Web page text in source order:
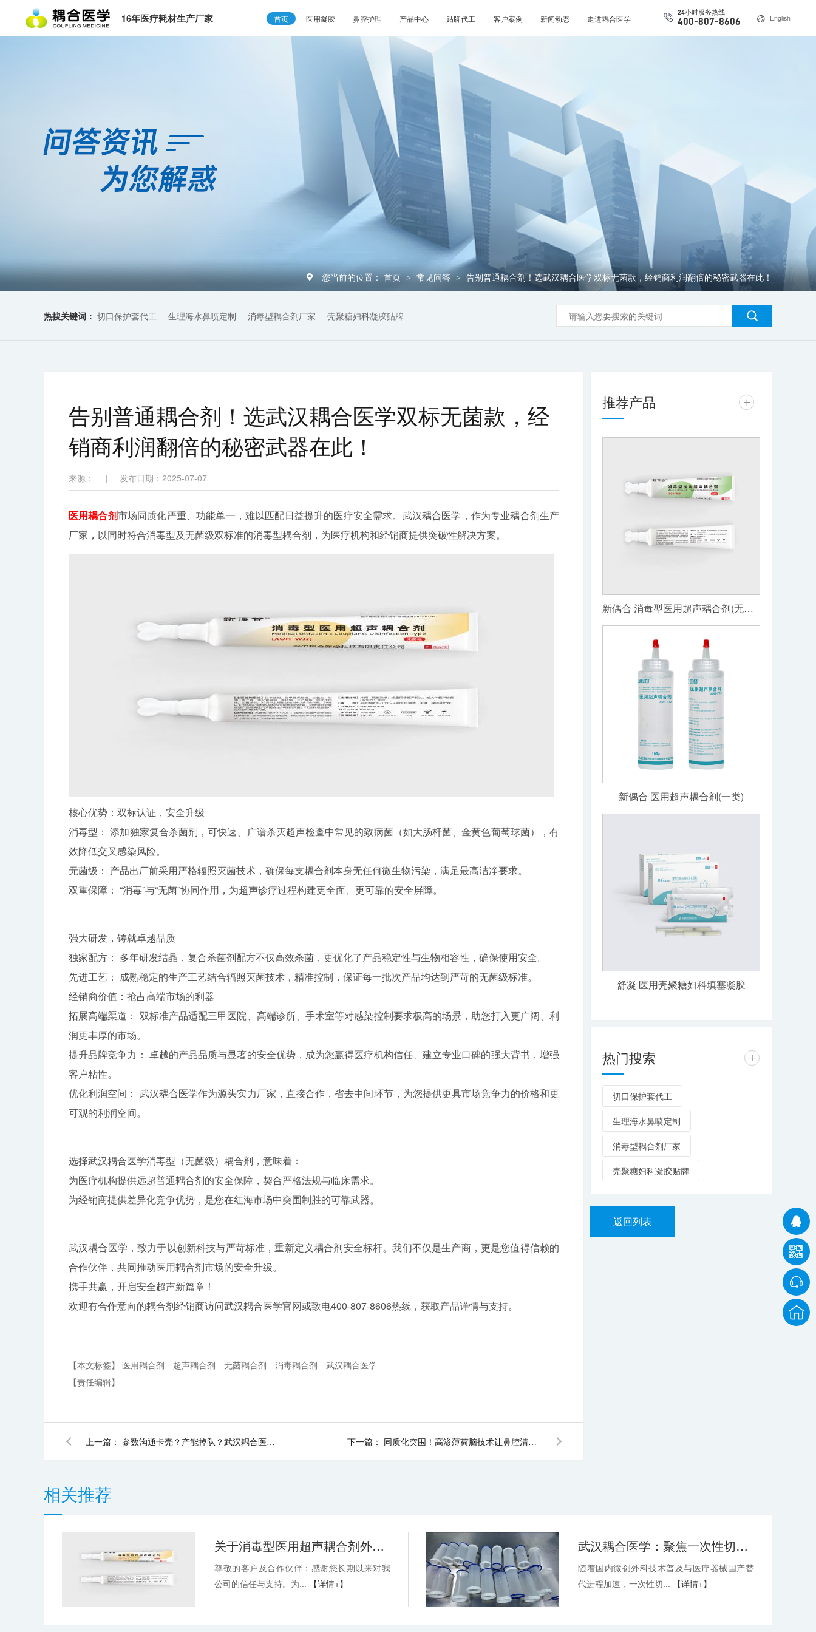
16年医疗耗材生产厂家 English
24小时服务热线
400-807-8606
首页 医用凝胶 鼻腔护理 产品中心 贴牌代工 客户案例 新闻动态 走进耦合医学
您当前的位置： 首页 > 常见问答 > 告别普通耦合剂！选武汉耦合医学双标无菌款，经销商利润翻倍的秘密武器在此！
热搜关键词： 切口保护套代工 生理海水鼻喷定制 消毒型耦合剂厂家 壳聚糖妇科凝胶贴牌
告别普通耦合剂！选武汉耦合医学双标无菌款，经
销商利润翻倍的秘密武器在此！
来源： | 发布日期：2025-07-07
医用耦合剂市场同质化严重、功能单一，难以匹配日益提升的医疗安全需求。武汉耦合医学，作为专业耦合剂生产
厂家，以同时符合消毒型及无菌级双标准的消毒型耦合剂，为医疗机构和经销商提供突破性解决方案。
核心优势：双标认证，安全升级
消毒型： 添加独家复合杀菌剂，可快速、广谱杀灭超声检查中常见的致病菌（如大肠杆菌、金黄色葡萄球菌），有
效降低交叉感染风险。
无菌级： 产品出厂前采用严格辐照灭菌技术，确保每支耦合剂本身无任何微生物污染，满足最高洁净要求。
双重保障： “消毒”与“无菌”协同作用，为超声诊疗过程构建更全面、更可靠的安全屏障。
强大研发，铸就卓越品质
独家配方： 多年研发结晶，复合杀菌剂配方不仅高效杀菌，更优化了产品稳定性与生物相容性，确保使用安全。
先进工艺： 成熟稳定的生产工艺结合辐照灭菌技术，精准控制，保证每一批次产品均达到严苛的无菌级标准。
经销商价值：抢占高端市场的利器
拓展高端渠道： 双标准产品适配三甲医院、高端诊所、手术室等对感染控制要求极高的场景，助您打入更广阔、利
润更丰厚的市场。
提升品牌竞争力： 卓越的产品品质与显著的安全优势，成为您赢得医疗机构信任、建立专业口碑的强大背书，增强
客户粘性。
优化利润空间： 武汉耦合医学作为源头实力厂家，直接合作，省去中间环节，为您提供更具市场竞争力的价格和更
可观的利润空间。
选择武汉耦合医学消毒型（无菌级）耦合剂，意味着：
为医疗机构提供远超普通耦合剂的安全保障，契合严格法规与临床需求。
为经销商提供差异化竞争优势，是您在红海市场中突围制胜的可靠武器。
武汉耦合医学，致力于以创新科技与严苛标准，重新定义耦合剂安全标杆。我们不仅是生产商，更是您值得信赖的
合作伙伴，共同推动医用耦合剂市场的安全升级。
携手共赢，开启安全超声新篇章！
欢迎有合作意向的耦合剂经销商访问武汉耦合医学官网或致电400-807-8606热线，获取产品详情与支持。
【本文标签】 医用耦合剂 超声耦合剂 无菌耦合剂 消毒耦合剂
武汉耦合医学
【责任编辑】
上一篇： 参数沟通卡壳？产能掉队？武汉耦合医学专业团队+极速响应，保您切口牵开器产能不掉链！ 下一篇： 同质化突围！高渗薄荷脑技术让鼻腔清洗液功效更出众-武汉耦合医学
推荐产品 +
新偶合 消毒型医用超声耦合剂(无菌级)
新偶合 医用超声耦合剂(一类)
舒凝 医用壳聚糖妇科填塞凝胶
热门搜索 +
切口保护套代工
生理海水鼻喷定制
消毒型耦合剂厂家
壳聚糖妇科凝胶贴牌
返回列表
相关推荐
关于消毒型医用超声耦合剂外包装装箱方式变更的通知-武汉耦合医学
尊敬的客户及合作伙伴：感谢您长期以来对我
公司的信任与支持。为...
【详情+】
武汉耦合医学：聚焦一次性切口保护套OEM，深耕微创耗材定制代工领域
随着国内微创外科技术普及与医疗器械国产替
代进程加速，一次性切...
【详情+】